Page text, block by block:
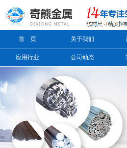
首 页 关于我们
应用行业 公司动态
信息搜索